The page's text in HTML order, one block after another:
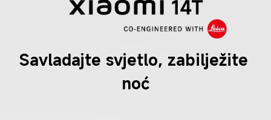
Savladajte svjetlo, zabilježite
noć